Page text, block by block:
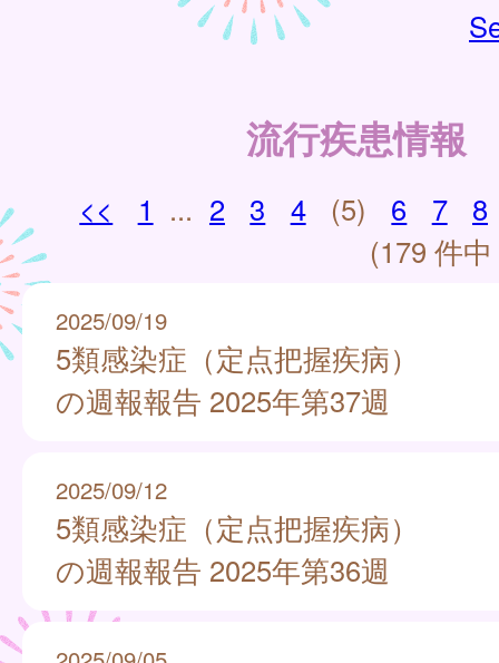
流行疾患情報
<< 1 ... 2 3 4 (5) 6 7
8
(179 件
2025/09/19
5類感染症（定点把握疾病）
の週報報告 2025年第37週
2025/09/12
5類感染症（定点把握疾病）
の週報報告 2025年第36週